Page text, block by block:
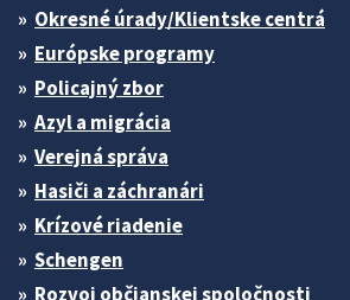
Okresné úrady/Klientske centrá
Európske programy
Policajný zbor
Azyl a migrácia
Verejná správa
Hasiči a záchranári
Krízové riadenie
Schengen
Rozvoj občianskej spoločnosti